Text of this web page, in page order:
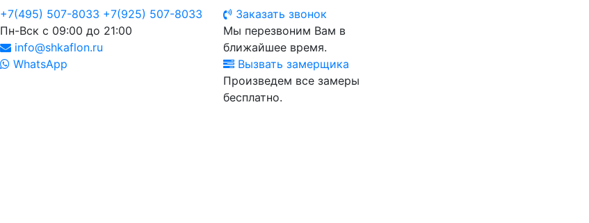
+7(495) 507-8033 +7(925) 507-8033
Пн-Вск с 09:00 до 21:00
info@shkaflon.ru
WhatsApp
Заказать звонок
Мы перезвоним Вам в
ближайшее время.
Вызвать замерщика
Произведем все замеры
бесплатно.